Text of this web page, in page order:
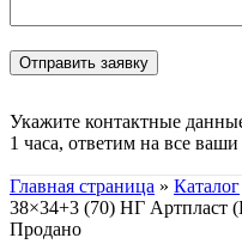
Укажите контактные
1 часа, ответим на все
Главная страница » Каталог
38×34+3 (70) НГ Артпласт
Продано